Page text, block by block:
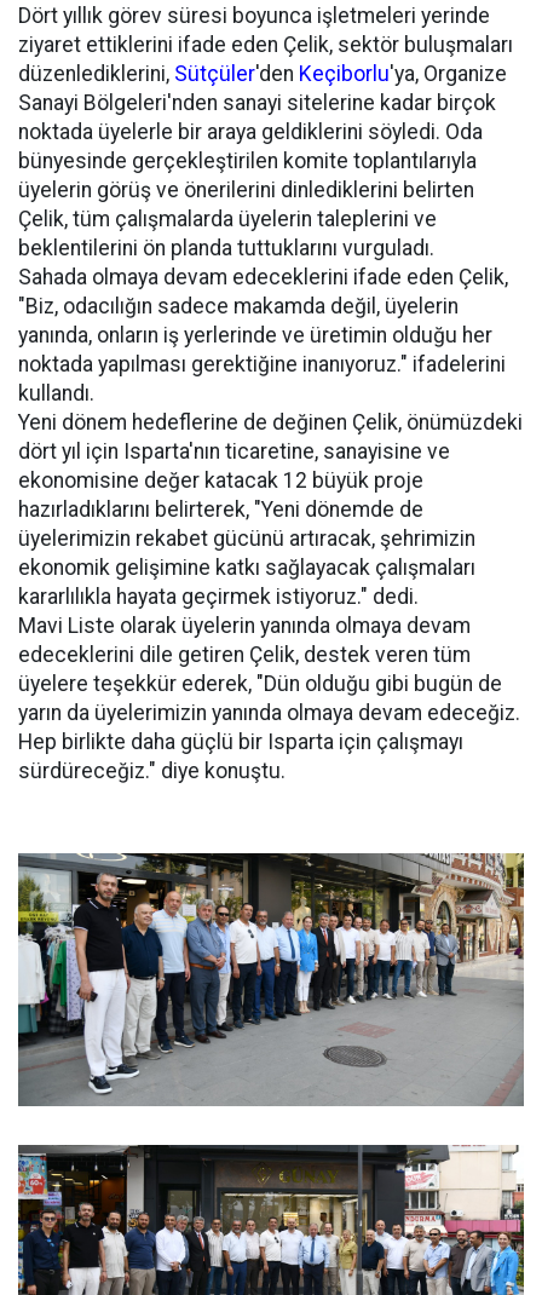
Dört yıllık görev süresi boyunca işletmeleri yerinde
ziyaret ettiklerini ifade eden Çelik, sektör buluşmaları
düzenlediklerini, Sütçüler'den Keçiborlu'ya, Organize
Sanayi Bölgeleri'nden sanayi sitelerine kadar birçok
noktada üyelerle bir araya geldiklerini söyledi. Oda
bünyesinde gerçekleştirilen komite toplantılarıyla
üyelerin görüş ve önerilerini dinlediklerini belirten
Çelik, tüm çalışmalarda üyelerin taleplerini ve
beklentilerini ön planda tuttuklarını vurguladı.
Sahada olmaya devam edeceklerini ifade eden Çelik,
"Biz, odacılığın sadece makamda değil, üyelerin
yanında, onların iş yerlerinde ve üretimin olduğu her
noktada yapılması gerektiğine inanıyoruz." ifadelerini
kullandı.
Yeni dönem hedeflerine de değinen Çelik, önümüzdeki
dört yıl için Isparta'nın ticaretine, sanayisine ve
ekonomisine değer katacak 12 büyük proje
hazırladıklarını belirterek, "Yeni dönemde de
üyelerimizin rekabet gücünü artıracak, şehrimizin
ekonomik gelişimine katkı sağlayacak çalışmaları
kararlılıkla hayata geçirmek istiyoruz." dedi.
Mavi Liste olarak üyelerin yanında olmaya devam
edeceklerini dile getiren Çelik, destek veren tüm
üyelere teşekkür ederek, "Dün olduğu gibi bugün de
yarın da üyelerimizin yanında olmaya devam edeceğiz.
Hep birlikte daha güçlü bir Isparta için çalışmayı
sürdüreceğiz." diye konuştu.